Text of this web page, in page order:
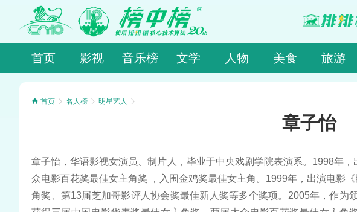
首页 影视 音乐榜 文学 人物 美食 旅游
首页 名人榜 明星艺人
章子怡
章子怡，华语影视女演员、制片人，毕业于中央戏剧学院表演系。1998年
众电影百花奖最佳女主角奖 ，入围金鸡奖最佳女主角。1999年，出演电影
角奖、第13届芝加哥影评人协会奖最佳新人奖等多个奖项。2005年，作为